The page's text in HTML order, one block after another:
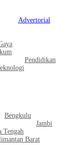
Advertorial
Pendidikan
Bengkulu
Jambi
Tengah
Barat